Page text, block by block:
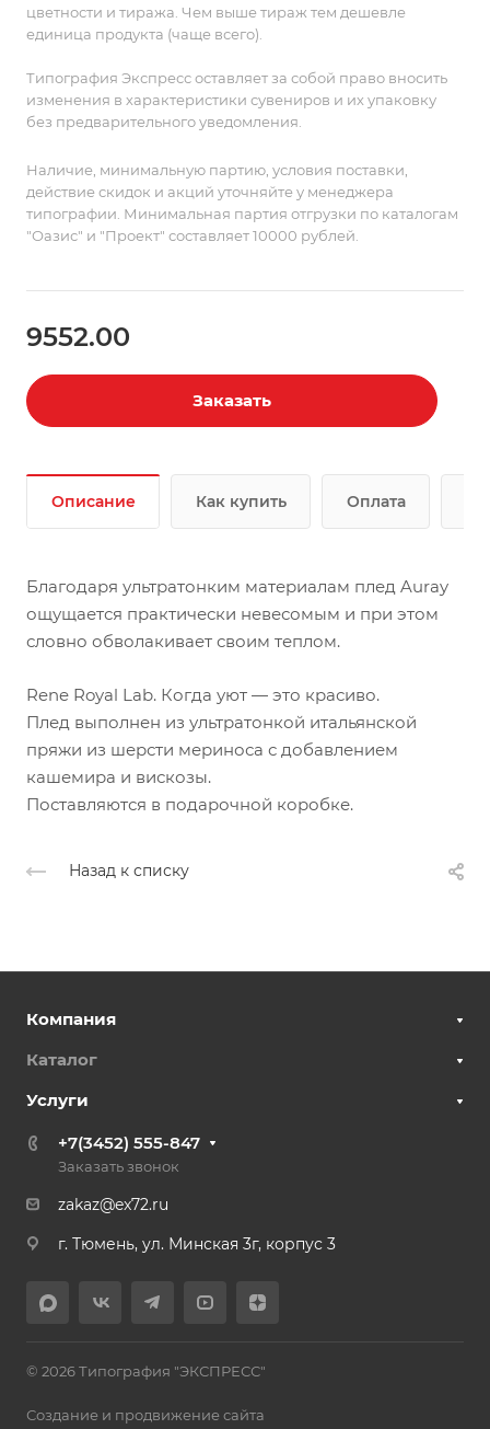
цветности и тиража. Чем выше тираж тем дешевле
единица продукта (чаще всего).
Типография Экспресс оставляет за собой право вносить
изменения в характеристики сувениров и их упаковку
без предварительного уведомления.
Наличие, минимальную партию, условия поставки,
действие скидок и акций уточняйте у менеджера
типографии. Минимальная партия отгрузки по каталогам
"Оазис" и "Проект" составляет 10000 рублей.
9552.00
Заказать
Описание Как купить Оплата
Благодаря ультратонким материалам плед Auray
ощущается практически невесомым и при этом
словно обволакивает своим теплом.
Rene Royal Lab. Когда уют — это красиво.
Плед выполнен из ультратонкой итальянской
пряжи из шерсти мериноса с добавлением
кашемира и вискозы.
Поставляются в подарочной коробке.
Назад к списку
Компания
Каталог
Услуги
+7(3452) 555-847
Заказать звонок
zakaz@ex72.ru
г. Тюмень, ул. Минская 3г, корпус 3
© 2026 Типография "ЭКСПРЕСС"
Создание и продвижение сайта